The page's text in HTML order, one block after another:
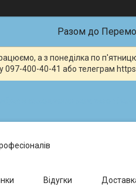
Разом до
а з понеділка по
097-400-40-41 або телеграм
Відугки